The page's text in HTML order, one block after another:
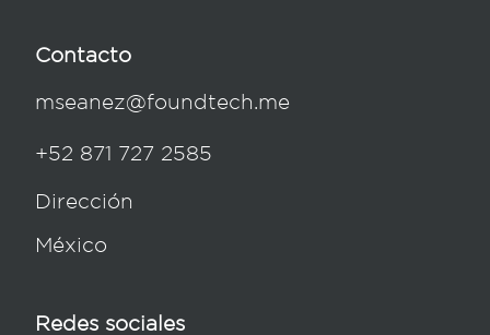
Contacto
mseanez@foundtech.me
+52 871 727 2585
Dirección
México
Redes sociales